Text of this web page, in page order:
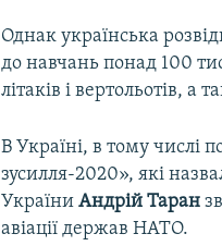
Однак українська
до навчань понад 100
літаків і вертольотів, а
В Україні, в тому числі
зусилля-2020», які
УкраїниАндрій Таран
авіації держав НАТО.